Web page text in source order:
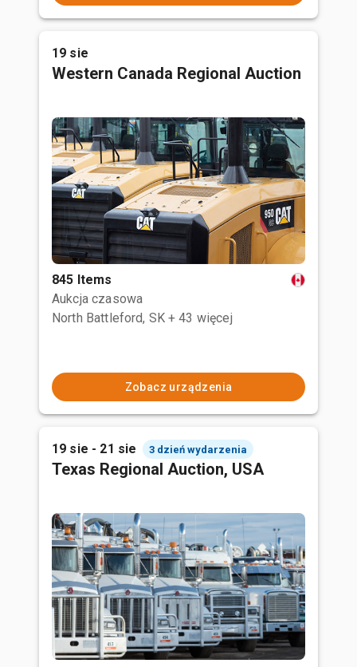
19 sie
Western Canada Regional Auction
845 Items
Aukcja czasowa
North Battleford, SK + 43 więcej
Zobacz urządzenia
19 sie - 21 sie 3 dzień wydarzenia
Texas Regional Auction, USA